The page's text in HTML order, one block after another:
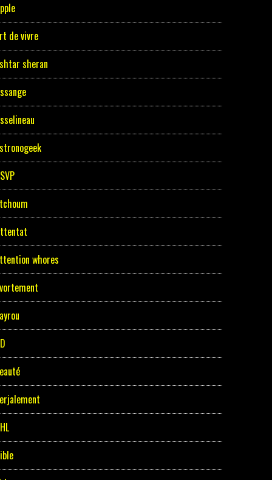
de vivre
sheran
whores